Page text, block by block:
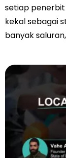
setiap
kekal sebagai
banyak saluran,